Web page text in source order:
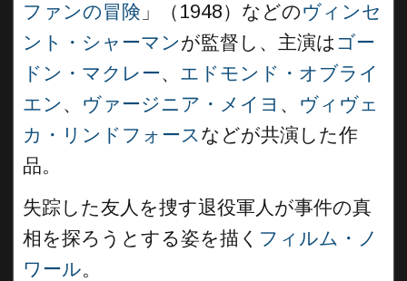
ファンの冒険 」（1948）などのヴィンセ
ント・シャーマンが監督し、主演はゴー
ドン・マクレー、 エドモンド・オブライ
エン 、 ヴァージニア・メイヨ 、 ヴィヴェ
カ・リンドフォースなどが共演した作
品。
失踪した友人を捜す退役軍人が事件の真
相を探ろうとする姿を描く フィルム・ノ
ワール。